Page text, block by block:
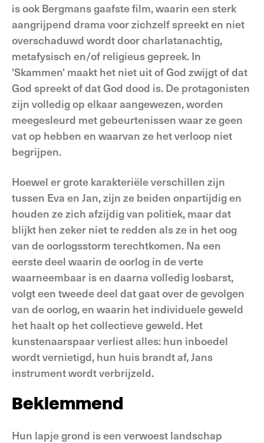
is ook Bergmans gaafste film, waarin een sterk
aangrijpend drama voor zichzelf spreekt en niet
overschaduwd wordt door charlatanachtig,
metafysisch en/of religieus gepreek. In
'Skammen' maakt het niet uit of God zwijgt of dat
God spreekt of dat God dood is. De protagonisten
zijn volledig op elkaar aangewezen, worden
meegesleurd met gebeurtenissen waar ze geen
vat op hebben en waarvan ze het verloop niet
begrijpen.
Hoewel er grote karakteriële verschillen zijn
tussen Eva en Jan, zijn ze beiden onpartijdig en
houden ze zich afzijdig van politiek, maar dat
blijkt hen zeker niet te redden als ze in het oog
van de oorlogsstorm terechtkomen. Na een
eerste deel waarin de oorlog in de verte
waarneembaar is en daarna volledig losbarst,
volgt een tweede deel dat gaat over de gevolgen
van de oorlog, en waarin het individuele geweld
het haalt op het collectieve geweld. Het
kunstenaarspaar verliest alles: hun inboedel
wordt vernietigd, hun huis brandt af, Jans
instrument wordt verbrijzeld.
Beklemmend
Hun lapje grond is een verwoest landschap